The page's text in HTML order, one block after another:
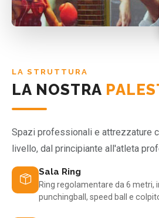
LA STRUTTURA
LA NOSTRA
Spazi professionali e attrezzature
livello, dal principiante all'atleta
Sala Ring
Ring regolamentare da 6 metri,
punchingball, speed ball e